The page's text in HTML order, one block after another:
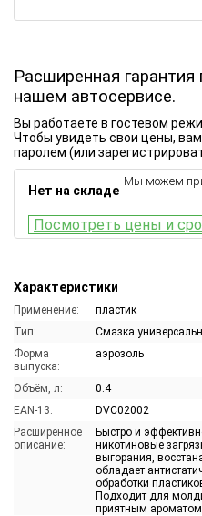
Расширенная
нашем автосервисе.
Характеристики
Применение:
пластик
Тип:
Смазка
Форма
выпуска:
аэрозоль
Объём, л:
0.4
EAN-13:
DVC02002
Расширенное
описание:
Быстро и
никотиновые
выгорания,
обладает
обработки
Подходит для
приятным ароматом
Вы работаете в гостевом
Чтобы увидеть свои цены,
паролем (или
Нет на складе
Мы можем
Посмотреть цены и